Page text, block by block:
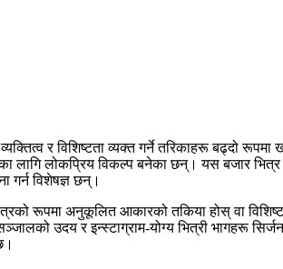
र विशिष्टता व्यक्त गर्ने तरिकाहरू बढ्दो रूपमा
लोकप्रिय विकल्प बनेका छन्। यस बजार भित्र
गर्न विशेषज्ञ छन्।
रूपमा अनुकूलित आकारको तकिया होस् वा
उदय र इन्स्टाग्राम-योग्य भित्री भागहरू